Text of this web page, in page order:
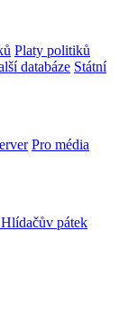
Platy politiků
databáze Státní
Pro média
Hlídačův pátek